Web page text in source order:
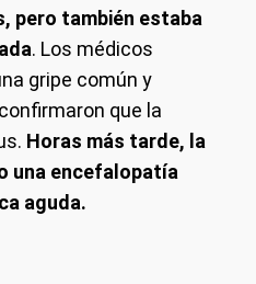
pero también estaba
. Los médicos
gripe común y
que la
Horas más tarde, la
una encefalopatía
aguda.